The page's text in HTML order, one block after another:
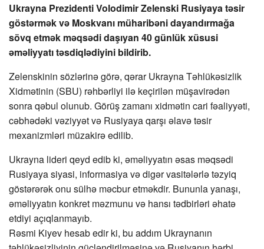
Ukrayna Prezidenti Volodimir Zelenski Rusiyaya təsir
göstərmək və Moskvanı müharibəni dayandırmağa
sövq etmək məqsədi daşıyan 40 günlük xüsusi
əməliyyatı təsdiqlədiyini bildirib.
Zelenskinin sözlərinə görə, qərar Ukrayna Təhlükəsizlik
Xidmətinin (SBU) rəhbərliyi ilə keçirilən müşavirədən
sonra qəbul olunub. Görüş zamanı xidmətin cari fəaliyyəti,
cəbhədəki vəziyyət və Rusiyaya qarşı əlavə təsir
mexanizmləri müzakirə edilib.
Ukrayna lideri qeyd edib ki, əməliyyatın əsas məqsədi
Rusiyaya siyasi, informasiya və digər vasitələrlə təzyiq
göstərərək onu sülhə məcbur etməkdir. Bununla yanaşı,
əməliyyatın konkret məzmunu və hansı tədbirləri əhatə
etdiyi açıqlanmayıb.
Rəsmi Kiyev hesab edir ki, bu addım Ukraynanın